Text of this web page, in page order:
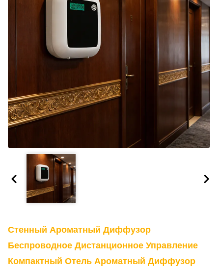
Стенный Ароматный Диффузор
Беспроводное Дистанционное Управление
Компактный Отель Ароматный Диффузор